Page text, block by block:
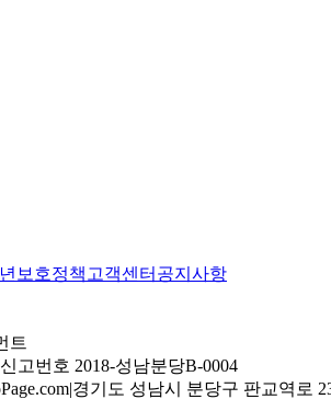
보호정책 고객센터 공지사항
트
고번호 2018-성남분당B-0004
|경기도 성남시 분당구 판교역로